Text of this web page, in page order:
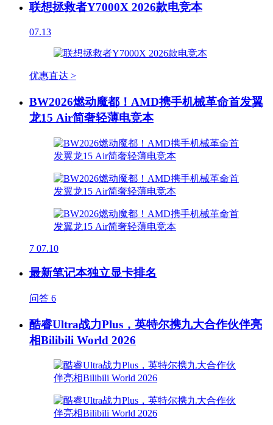
联想拯救者Y7000X 2026款电竞本
07.13
优惠直达 >
BW2026燃动魔都！AMD携手机械革命首发翼
龙15 Air简奢轻薄电竞本
7 07.10
最新笔记本独立显卡排名
问答 6
酷睿Ultra战力Plus，英特尔携九大合作伙伴亮
相Bilibili World 2026